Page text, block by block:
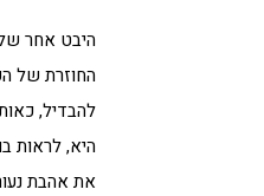
היבט אחר
החוזרת של
להבדיל,
היא, לראות
את אהבת